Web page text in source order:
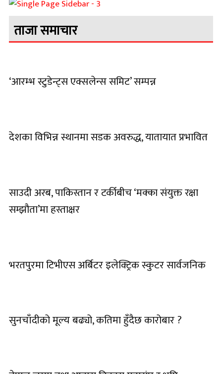
ताजा समाचार
‘आरम्भ स्टुडेन्ट्स एक्सलेन्स समिट’ सम्पन्न
देशका विभिन्न स्थानमा सडक अवरुद्ध, यातायात प्रभावित
साउदी अरब, पाकिस्तान र टर्कीबीच ‘मक्का संयुक्त रक्षा
सम्झौता’मा हस्ताक्षर
भरतपुरमा टिभीएस अर्बिटर इलेक्ट्रिक स्कुटर सार्वजनिक
सुनचाँदीको मूल्य बढ्यो, कतिमा हुँदैछ कारोबार ?